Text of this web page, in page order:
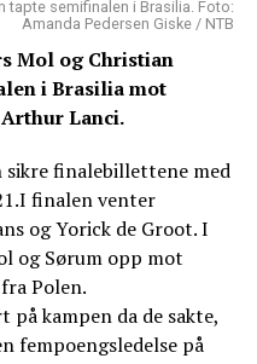
tapte semifinalen i Brasilia. Foto:
Amanda Pedersen Giske / NTB
Mol og Christian
i Brasilia mot
Lanci.
sikre finalebillettene med
finalen venter
og Yorick de Groot. I
og Sørum opp mot
Polen.
kampen da de sakte,
fempoengsledelse på